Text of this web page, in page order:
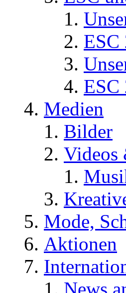
ESC
ESC
Medien
Bilder
Videos
Mode,
Aktionen